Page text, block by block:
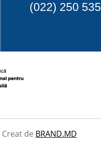
(022) 250 535
Creat de BRAND.MD